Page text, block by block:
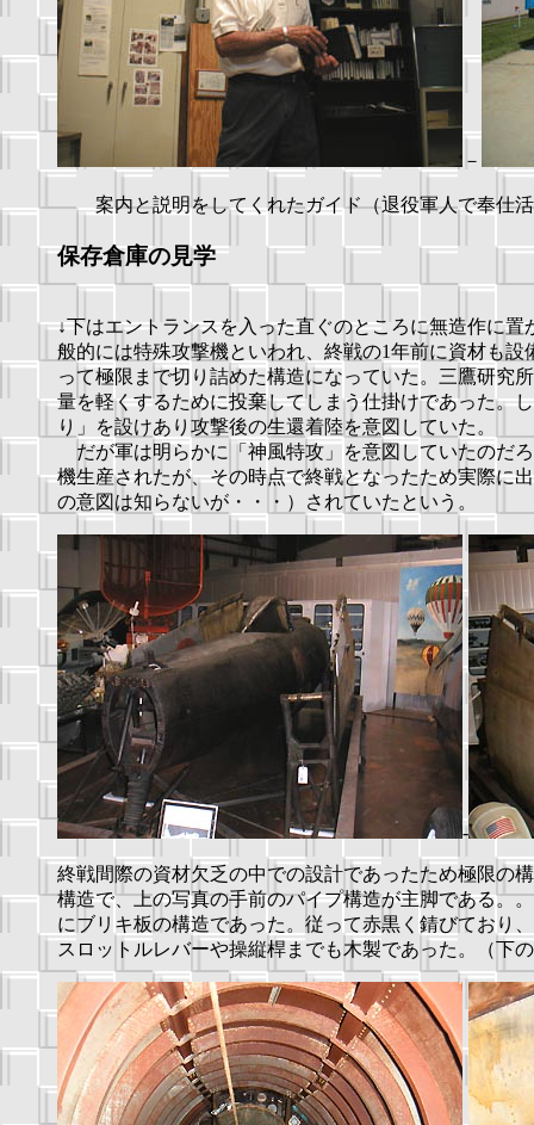
－
案内と説明をしてくれたガイド（退役軍人で奉仕
保存倉庫の見学
↓下はエントランスを入った直ぐのところに無造作に
般的には特殊攻撃機といわれ、終戦の1年前に資材も
って極限まで切り詰めた構造になっていた。三鷹研究
量を軽くするために投棄してしまう仕掛けであった。
り」を設けあり攻撃後の生還着陸を意図していた。
だが軍は明らかに「神風特攻」を意図していたのだ
機生産されたが、その時点で終戦となったため実際に
の意図は知らないが・・・）されていたという。
-
終戦間際の資材欠乏の中での設計であったため極限の
構造で、上の写真の手前のパイプ構造が主脚である
にブリキ板の構造であった。従って赤黒く錆びており
スロットルレバーや操縦桿までも木製であった。（下